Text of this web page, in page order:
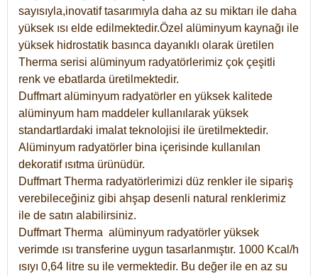
sayısıyla,inovatif tasarımıyla daha az su miktarı ile daha
yüksek ısı elde edilmektedir.Özel alüminyum kaynağı ile
yüksek hidrostatik basınca dayanıklı olarak üretilen
Therma serisi alüminyum radyatörlerimiz çok çeşitli
renk ve ebatlarda üretilmektedir.
Duffmart alüminyum radyatörler en yüksek kalitede
alüminyum ham maddeler kullanılarak yüksek
standartlardaki imalat teknolojisi ile üretilmektedir.
Alüminyum radyatörler bina içerisinde kullanılan
dekoratif ısıtma ürünüdür.
Duffmart Therma radyatörlerimizi düz renkler ile sipariş
verebileceğiniz gibi ahşap desenli natural renklerimiz
ile de satın alabilirsiniz.
Duffmart Therma alüminyum radyatörler yüksek
verimde ısı transferine uygun tasarlanmıştır. 1000 Kcal/h
ısıyı 0,64 litre su ile vermektedir. Bu değer ile en az su